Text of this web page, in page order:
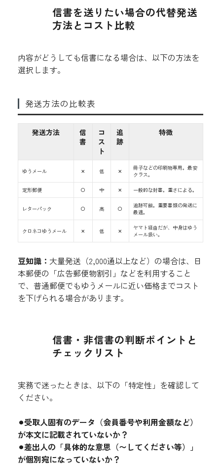
信書を送りたい場合の代替発送
方法とコスト比較
内容がどうしても信書になる場合は、以下の方法を
選択します。
発送方法の比較表
発送方法
信
書
コ
ス
ト
追
跡
特徴
ゆうメール ✕ 低 ✕
冊子などの印刷物専用。最安
クラス。
定形郵便 〇 中 ✕ 一般的な封書。重さによる。
レターパック 〇 高 〇
追跡可能。重要書類の発送に
最適。
クロネコゆうメール ✕ 低 ✕
ヤマト経由だが、中身はゆう
メール扱い。
豆知識： 大量発送（2,000通以上など）の場合は、日
本郵便の「広告郵便物割引」などを利用すること
で、普通郵便でもゆうメールに近い価格までコスト
を下げられる場合があります。
信書・非信書の判断ポイントと
チェックリスト
実務で迷ったときは、以下の「特定性」を確認して
ください。
⚫︎受取人固有のデータ（会員番号や利用金額など）
が本文に記載されていないか？
⚫︎差出人の「具体的な意思（〜してください等）」
が個別宛になっていないか？